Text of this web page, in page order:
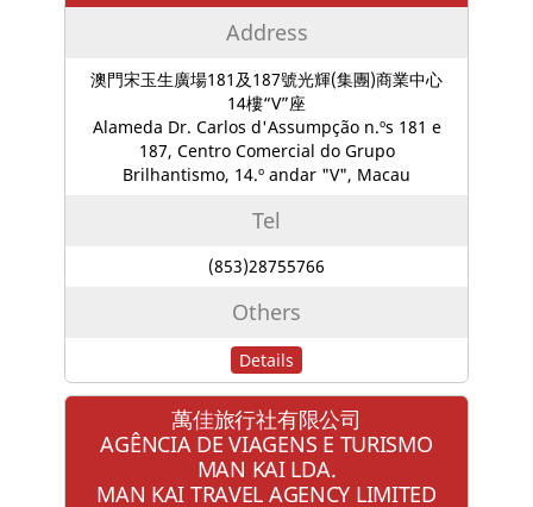
Address
澳門宋玉生廣場181及187號光輝(集團)商業中心
14樓“V”座
Alameda Dr. Carlos d'Assumpção n.ºs 181 e
187, Centro Comercial do Grupo
Brilhantismo, 14.º andar "V", Macau
Tel
(853)28755766
Others
Details
萬佳旅行社有限公司
AGÊNCIA DE VIAGENS E TURISMO
MAN KAI LDA.
MAN KAI TRAVEL AGENCY LIMITED